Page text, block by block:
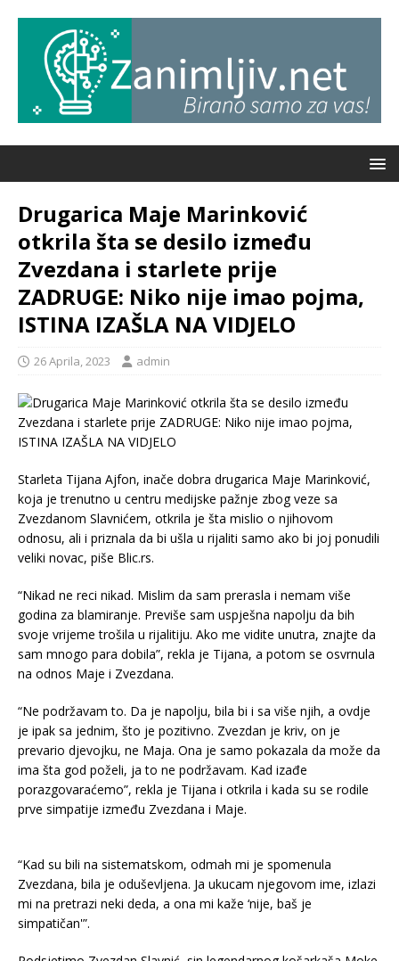
Drugarica Maje Marinković
otkrila šta se desilo između
Zvezdana i starlete prije
ZADRUGE: Niko nije imao pojma,
ISTINA IZAŠLA NA VIDJELO
26 Aprila, 2023 admin
Starleta Tijana Ajfon, inače dobra drugarica Maje Marinković,
koja je trenutno u centru medijske pažnje zbog veze sa
Zvezdanom Slavnićem, otkrila je šta mislio o njihovom
odnosu, ali i priznala da bi ušla u rijaliti samo ako bi joj ponudili
veliki novac, piše Blic.rs.
“Nikad ne reci nikad. Mislim da sam prerasla i nemam više
godina za blamiranje. Previše sam uspješna napolju da bih
svoje vrijeme trošila u rijalitiju. Ako me vidite unutra, znajte da
sam mnogo para dobila”, rekla je Tijana, a potom se osvrnula
na odnos Maje i Zvezdana.
“Ne podržavam to. Da je napolju, bila bi i sa više njih, a ovdje
je ipak sa jednim, što je pozitivno. Zvezdan je kriv, on je
prevario djevojku, ne Maja. Ona je samo pokazala da može da
ima šta god poželi, ja to ne podržavam. Kad izađe
porazgovaraćemo”, rekla je Tijana i otkrila i kada su se rodile
prve simpatije između Zvezdana i Maje.
“Kad su bili na sistematskom, odmah mi je spomenula
Zvezdana, bila je oduševljena. Ja ukucam njegovom ime, izlazi
mi na pretrazi neki deda, a ona mi kaže ‘nije, baš je
simpatičan'”.